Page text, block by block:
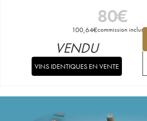
80€
100,64€commission incluse
VENDU
VINS IDENTIQUES EN VENTE